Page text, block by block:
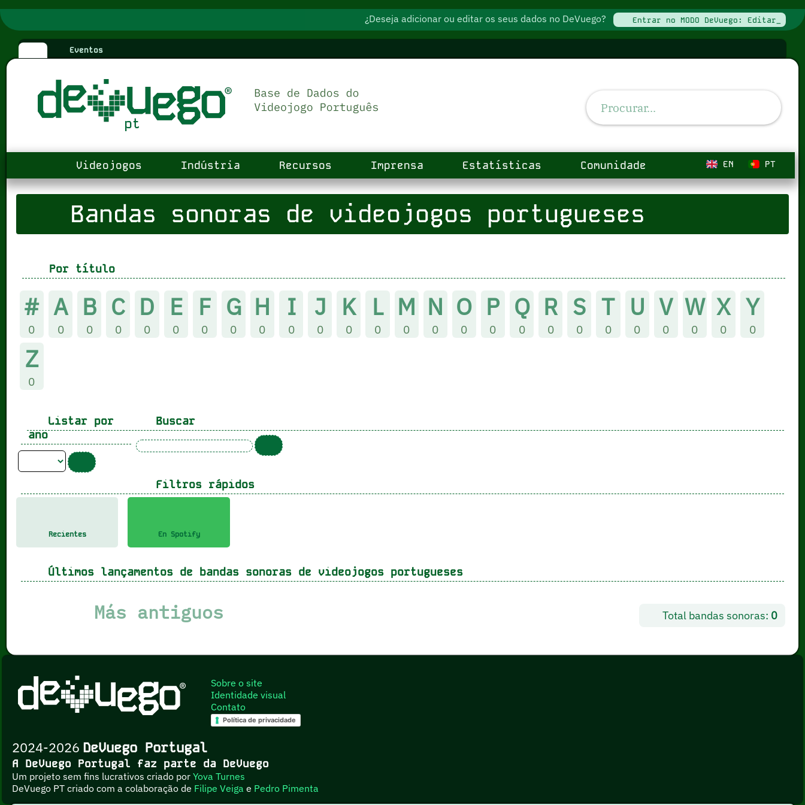
¿Deseja adicionar ou editar os seus dados no DeVuego? Entrar no MODO DeVuego: Editar_
Eventos
Videojogos Indústria Recursos Imprensa Estatísticas Comunidade PT
EN
Bandas sonoras de videojogos portugueses
Por título
#
0
A
0
B
0
C
0
D
0
E
0
F
0
G
0
H
0
I
0
J
0
K
0
L
0
M
0
N
0
O
0
P
0
Q
0
R
0
S
0
T
0
U
0
V
0
W
0
X
0
Y
0
Z
0
Listar por
ano
Buscar
Filtros rápidos
Recientes En Spotify
Últimos lançamentos de bandas sonoras de videojogos portugueses
Más antiguos Total bandas sonoras: 0
Sobre o site
Identidade visual
Contato
Política de privacidade
2024-2026 DeVuego Portugal
A DeVuego Portugal faz parte da DeVuego
Um projeto sem fins lucrativos criado porYova Turnes
DeVuego PT criado com a colaboração de Filipe Veiga e Pedro Pimenta